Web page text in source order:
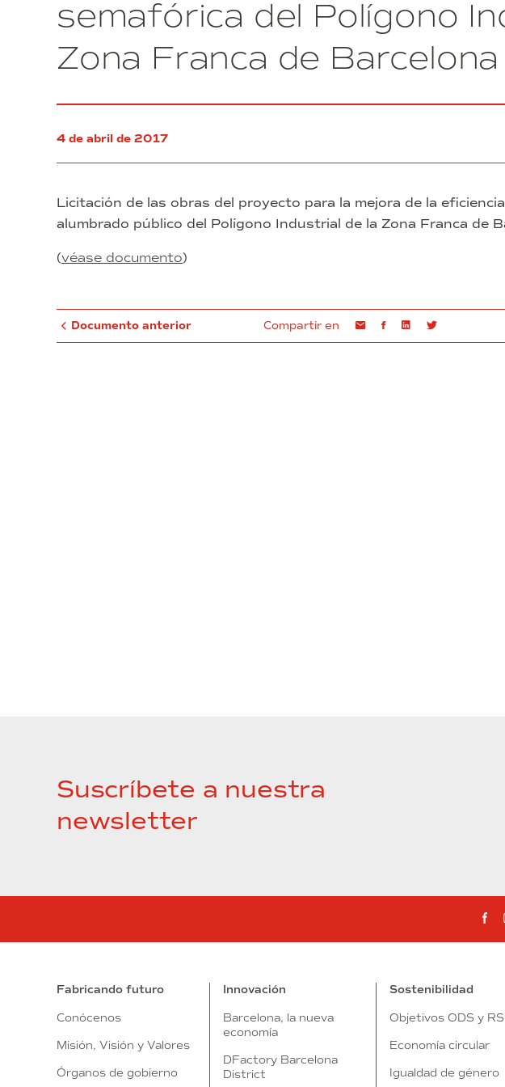
semafórica del Polígono
Zona Franca de Barcelona
4 de abril de 2017
Licitación de las obras del proyecto para la mejora de la
alumbrado público del Polígono Industrial de la Zona Franca de
(véase documento)
edificio
de
realojados
de
Documento anterior Compartir en EmailFacebookLinkedin
Suscríbete a nuestra
newsletter
Fabricando futuro
Conócenos
Misión, Visión y Valores
Órganos de gobierno
Innovación
Barcelona, la nueva
economía
DFactory Barcelona
District
Sostenibilidad
Objetivos ODS y
Economía circular
Igualdad de género